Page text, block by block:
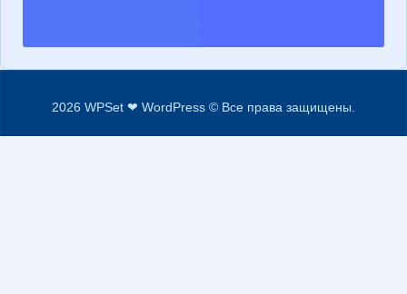
2026 WPSet ❤ WordPress © Все права защищены.